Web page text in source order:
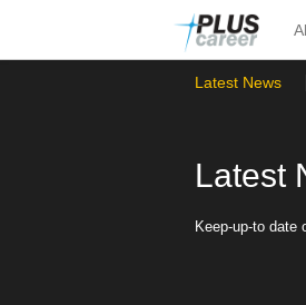
뉴
토
Latest News
Latest
Keep-up-to date